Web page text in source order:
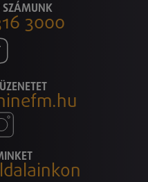
SZÁMUNK
3000